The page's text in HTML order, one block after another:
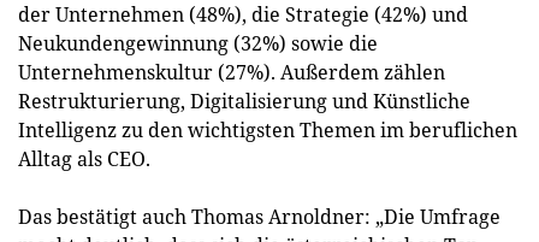
der Unternehmen (48%), die Strategie (42%) und
Neukundengewinnung (32%) sowie die
Unternehmenskultur (27%). Außerdem zählen
Restrukturierung, Digitalisierung und Künstliche
Intelligenz zu den wichtigsten Themen im beruflichen
Alltag als CEO.
Das bestätigt auch Thomas Arnoldner: „Die Umfrage